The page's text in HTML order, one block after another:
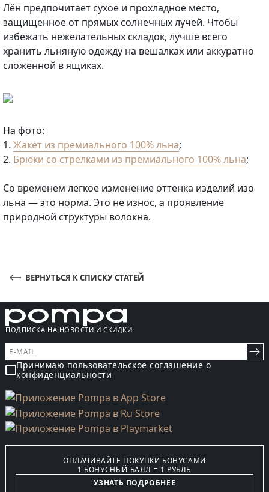
Лён предпочитает сухое и прохладное место,
защищенное от прямых солнечных лучей. Чтобы
избежать нежелательных складок, лучше всего
хранить льняную одежду на вешалках или аккуратно
сложенной в ящиках.
На фото:
1. Жакет из премиального 100% льна;
2. Брюки со стрелками из премиального 100% льна;
Со временем легкое изменение оттенка изделий изо
льна — это норма. Это не износ, а проявление
природной структуры волокна.
ВЕРНУТЬСЯ К СПИСКУ СТАТЕЙ
ПОДПИСКА НА НОВОСТИ И СКИДКИ
Принимаю пользовательское соглашение о
конфиденциальности
ОПЛАЧИВАЙТЕ ПОКУПКИ БОНУСАМИ
1 БОНУСНЫЙ БАЛЛ = 1 РУБЛЬ
УЗНАТЬ ПОДРОБНЕЕ